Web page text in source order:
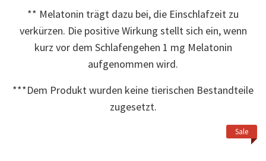
Sale
** Melatonin trägt dazu bei, die Einschlafzeit zu
verkürzen. Die positive Wirkung stellt sich ein, wenn
kurz vor dem Schlafengehen 1 mg Melatonin
aufgenommen wird.
***Dem Produkt wurden keine tierischen Bestandteile
zugesetzt.